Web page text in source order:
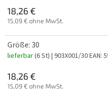
18,26 €
15,09 € ohne MwSt.
Größe: 30
lieferbar(6 St) | 903X001/30EAN:
18,26 €
15,09 € ohne MwSt.